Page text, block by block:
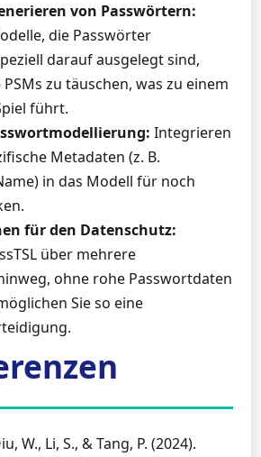
von Passwörtern:
die Passwörter
darauf ausgelegt sind,
PSMs zu täuschen, was zu einem
führt.
Integrieren
Metadaten (z. B.
in das Modell für noch
für den Datenschutz:
über mehrere
ohne rohe Passwortdaten
Sie so eine
W., Li, S., & Tang, P. (2024).